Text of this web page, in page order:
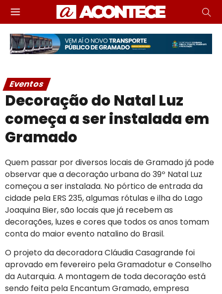
Eventos
Decoração do Natal Luz
começa a ser instalada em
Gramado
Quem passar por diversos locais de Gramado já pode
observar que a decoração urbana do 39º Natal Luz
começou a ser instalada. No pórtico de entrada da
cidade pela ERS 235, algumas rótulas e ilha do Lago
Joaquina Bier, são locais que já recebem as
decorações, luzes e cores que todos os anos tomam
conta do maior evento natalino do Brasil.
O projeto da decoradora Cláudia Casagrande foi
aprovado em fevereiro pela Gramadotur e Conselho
da Autarquia. A montagem de toda decoração está
sendo feita pela Encantum Gramado, empresa